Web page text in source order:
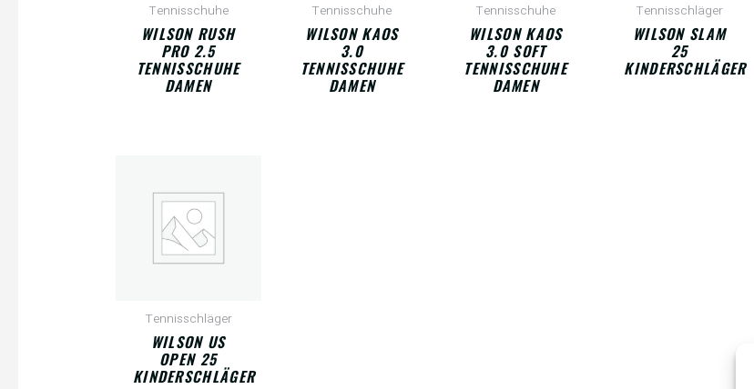
Tennisschuhe
WILSON RUSH
PRO 2.5
TENNISSCHUHE
DAMEN
Tennisschuhe
WILSON KAOS
3.0
TENNISSCHUHE
DAMEN
Tennisschuhe
WILSON KAOS
3.0 SOFT
TENNISSCHUHE
DAMEN
Tennisschläger
WILSON SLAM
25
KINDERSCHLÄGER
Tennisschläger
WILSON US
OPEN 25
KINDERSCHLÄGER